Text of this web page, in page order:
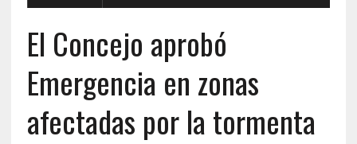
El Concejo aprobó
Emergencia en zonas
afectadas por la tormenta